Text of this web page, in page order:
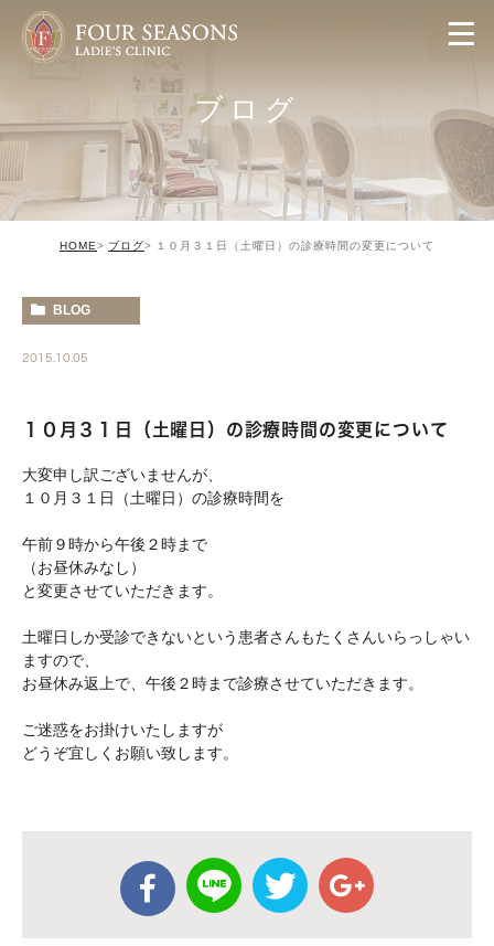
ブログ
HOME ブログ １０月３１日（土曜日）の診療時間の変更について
BLOG
2015.10.05
１０月３１日（土曜日）の診療時間の変更について
大変申し訳ございませんが、
１０月３１日（土曜日）の診療時間を
午前９時から午後２時まで
（お昼休みなし）
と変更させていただきます。
土曜日しか受診できないという患者さんもたくさんいらっしゃい
ますので、
お昼休み返上で、午後２時まで診療させていただきます。
ご迷惑をお掛けいたしますが
どうぞ宜しくお願い致します。